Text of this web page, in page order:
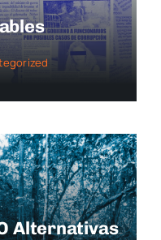
Alternativas